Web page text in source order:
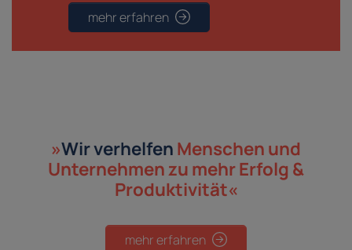
mehr erfahren
»Wir verhelfenMenschen und
Unternehmenzu mehr Erfolg &
Produktivität«
mehr erfahren